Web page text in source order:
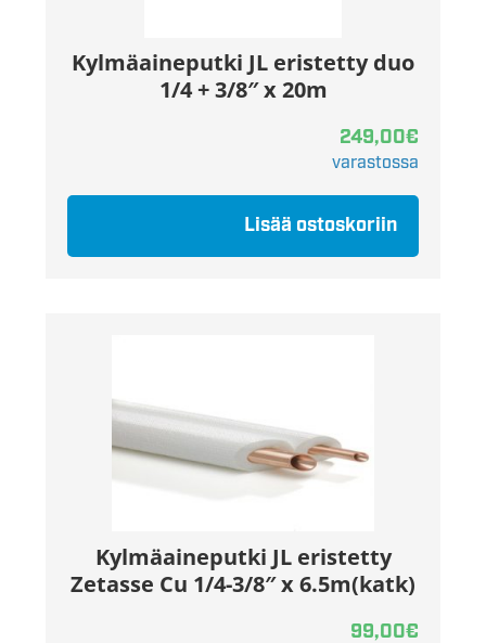
Kylmäaineputki JL eristetty duo
1/4 + 3/8″ x 20m
249,00€
varastossa
Lisää ostoskoriin
Kylmäaineputki JL eristetty
Zetasse Cu 1/4-3/8″ x 6.5m(katk)
99,00€